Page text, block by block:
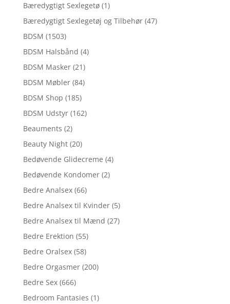
Bæredygtigt Sexlegetø (1)
Bæredygtigt Sexlegetøj og Tilbehør (47)
BDSM (1503)
BDSM Halsbånd (4)
BDSM Masker (21)
BDSM Møbler (84)
BDSM Shop (185)
BDSM Udstyr (162)
Beauments (2)
Beauty Night (20)
Bedøvende Glidecreme (4)
Bedøvende Kondomer (2)
Bedre Analsex (66)
Bedre Analsex til Kvinder (5)
Bedre Analsex til Mænd (27)
Bedre Erektion (55)
Bedre Oralsex (58)
Bedre Orgasmer (200)
Bedre Sex (666)
Bedroom Fantasies (1)